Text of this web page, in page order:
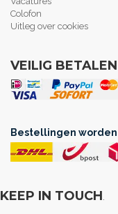
Colofon
Uitleg over cookies
VEILIG BETALEN
Bestellingen
KEEP IN TOUCH.